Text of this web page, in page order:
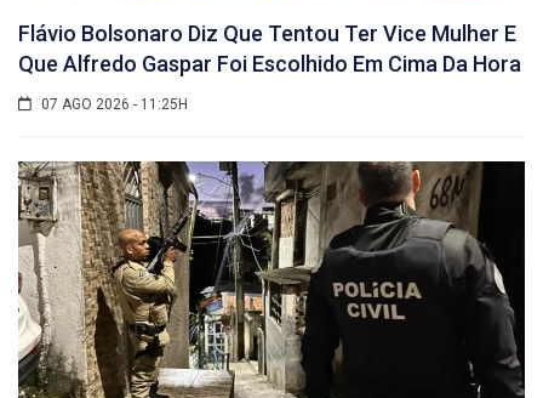
Flávio Bolsonaro Diz Que Tentou Ter Vice Mulher E
Que Alfredo Gaspar Foi Escolhido Em Cima Da Hora
07 AGO 2026 - 11:25H